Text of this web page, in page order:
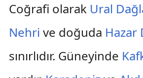
Coğrafi olarak Ural
Nehri ve doğuda Hazar
sınırlıdır. Güneyinde